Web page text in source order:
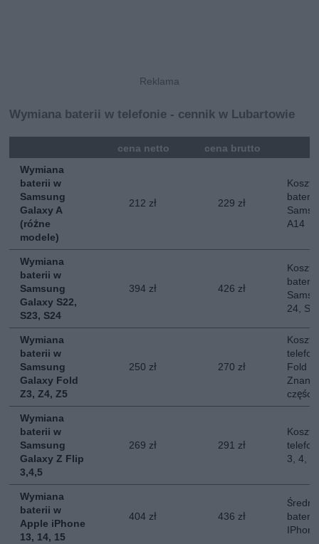
Wymiana baterii w telefonie - cennik w Lubartowie
cena netto cena brutto
Wymiana
baterii w
Samsung
Galaxy A
(różne
modele)
212 zł 229 zł
Koszt
baterii
A14
Wymiana
baterii w
Samsung
Galaxy S22,
S23, S24
394 zł 426 zł
Koszt
baterii
24,
Wymiana
baterii w
Samsung
Galaxy Fold
Z3, Z4, Z5
250 zł 270 zł
Koszt
Fold
Znany
części.
Wymiana
baterii w
Samsung
Galaxy Z Flip
3,4,5
269 zł 291 zł
Koszt
3, 4,
Wymiana
baterii w
Apple iPhone
13, 14, 15
404 zł 436 zł
Średni
baterii